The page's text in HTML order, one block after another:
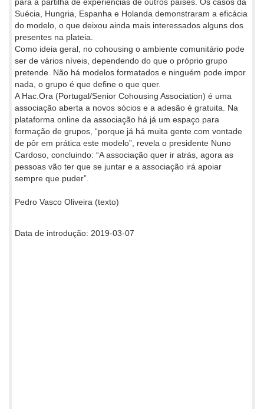
Suécia, Hungria, Espanha e Holanda demonstraram a eficácia
do modelo, o que deixou ainda mais interessados alguns dos
presentes na plateia.
Como ideia geral, no cohousing o ambiente comunitário pode
ser de vários níveis, dependendo do que o próprio grupo
pretende. Não há modelos formatados e ninguém pode impor
nada, o grupo é que define o que quer.
A Hac.Ora (Portugal/Senior Cohousing Association) é uma
associação aberta a novos sócios e a adesão é gratuita. Na
plataforma online da associação há já um espaço para
formação de grupos, “porque já há muita gente com vontade
de pôr em prática este modelo”, revela o presidente Nuno
Cardoso, concluindo: “A associação quer ir atrás, agora as
pessoas vão ter que se juntar e a associação irá apoiar
sempre que puder”.
Pedro Vasco Oliveira (texto)
Data de introdução: 2019-03-07